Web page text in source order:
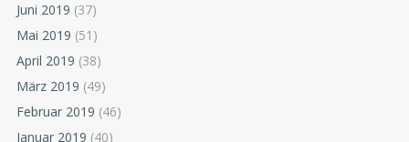
Juni 2019 (37)
Mai 2019 (51)
April 2019 (38)
März 2019 (49)
Februar 2019 (46)
Januar 2019 (40)